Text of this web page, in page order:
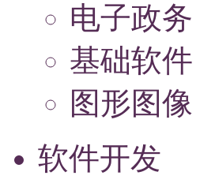
电子政务
基础软件
图形图像
软件开发